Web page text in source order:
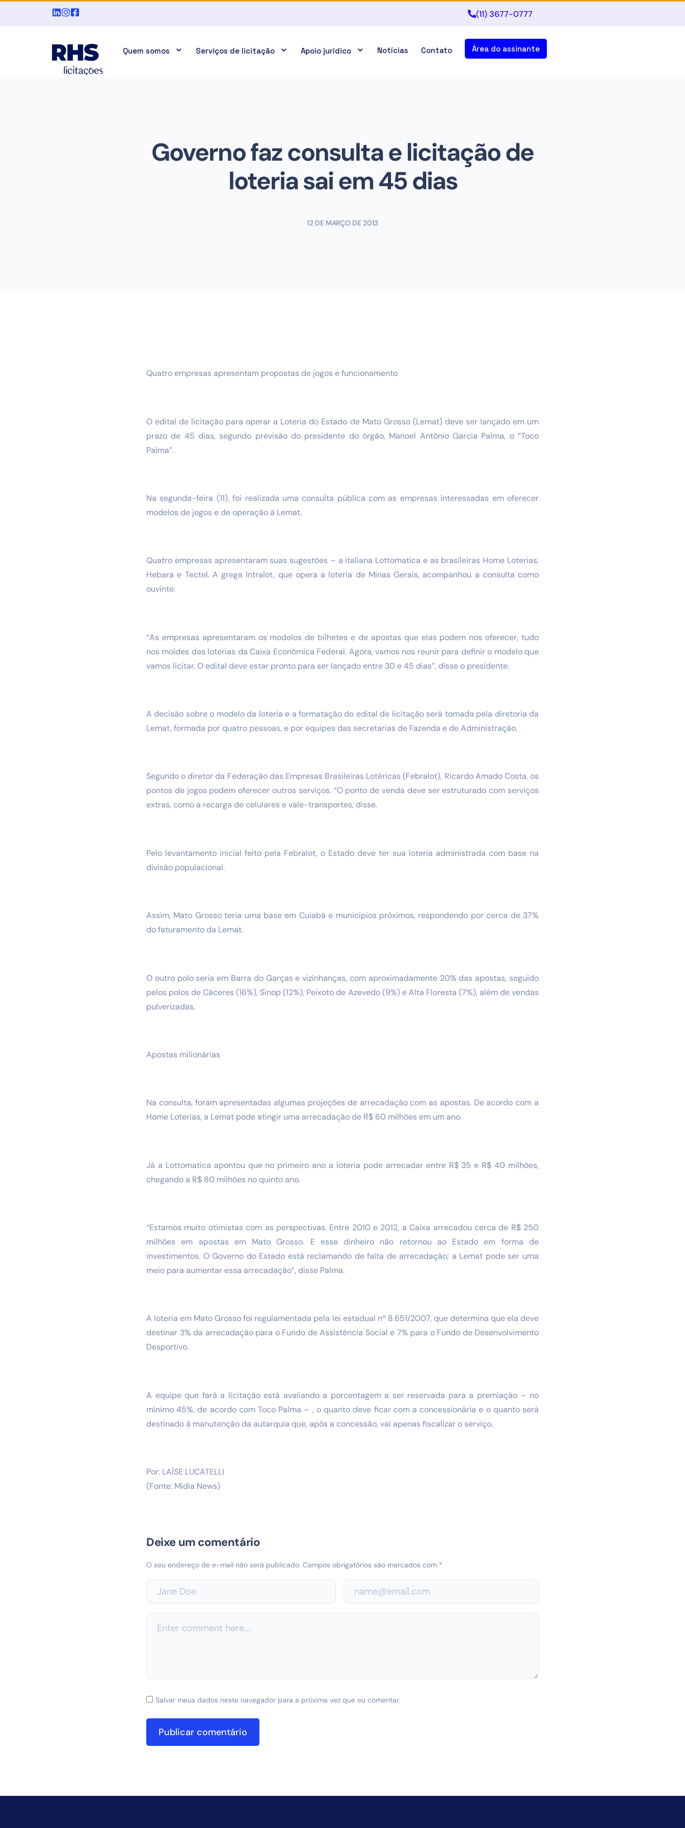
(11) 3677-0777
Quem somos Serviços de licitação Apoio jurídico Notícias Contato Área do assinante
Governo faz consulta e licitação de
loteria sai em 45 dias
12 DE MARÇO DE 2013
Quatro empresas apresentam propostas de jogos e funcionamento
O edital de licitação para operar a Loteria do Estado de Mato Grosso (Lemat) deve ser lançado em um
prazo de 45 dias, segundo previsão do presidente do órgão, Manoel Antônio Garcia Palma, o “Toco
Palma”.
Na segunda-feira (11), foi realizada uma consulta pública com as empresas interessadas em oferecer
modelos de jogos e de operação à Lemat.
Quatro empresas apresentaram suas sugestões – a italiana Lottomatica e as brasileiras Home Loterias,
Hebara e Tectel. A grega Intralot, que opera a loteria de Minas Gerais, acompanhou a consulta como
ouvinte.
“As empresas apresentaram os modelos de bilhetes e de apostas que elas podem nos oferecer, tudo
nos moldes das loterias da Caixa Econômica Federal. Agora, vamos nos reunir para definir o modelo que
vamos licitar. O edital deve estar pronto para ser lançado entre 30 e 45 dias”, disse o presidente.
A decisão sobre o modelo da loteria e a formatação do edital de licitação será tomada pela diretoria da
Lemat, formada por quatro pessoas, e por equipes das secretarias de Fazenda e de Administração.
Segundo o diretor da Federação das Empresas Brasileiras Lotéricas (Febralot), Ricardo Amado Costa, os
pontos de jogos podem oferecer outros serviços. “O ponto de venda deve ser estruturado com serviços
extras, como a recarga de celulares e vale-transportes, disse.
Pelo levantamento inicial feito pela Febralot, o Estado deve ter sua loteria administrada com base na
divisão populacional.
Assim, Mato Grosso teria uma base em Cuiabá e municípios próximos, respondendo por cerca de 37%
do faturamento da Lemat.
O outro polo seria em Barra do Garças e vizinhanças, com aproximadamente 20% das apostas, seguido
pelos polos de Cáceres (16%), Sinop (12%), Peixoto de Azevedo (9%) e Alta Floresta (7%), além de vendas
pulverizadas.
Apostas milionárias
Na consulta, foram apresentadas algumas projeções de arrecadação com as apostas. De acordo com a
Home Loterias, a Lemat pode atingir uma arrecadação de R$ 60 milhões em um ano.
Já a Lottomatica apontou que no primeiro ano a loteria pode arrecadar entre R$ 35 e R$ 40 milhões,
chegando a R$ 80 milhões no quinto ano.
“Estamos muito otimistas com as perspectivas. Entre 2010 e 2012, a Caixa arrecadou cerca de R$ 250
milhões em apostas em Mato Grosso. E esse dinheiro não retornou ao Estado em forma de
investimentos. O Governo do Estado está reclamando de falta de arrecadação; a Lemat pode ser uma
meio para aumentar essa arrecadação”, disse Palma.
A loteria em Mato Grosso foi regulamentada pela lei estadual nº 8.651/2007, que determina que ela deve
destinar 3% da arrecadação para o Fundo de Assistência Social e 7% para o Fundo de Desenvolvimento
Desportivo.
A equipe que fará a licitação está avaliando a porcentagem a ser reservada para a premiação – no
mínimo 45%, de acordo com Toco Palma – , o quanto deve ficar com a concessionária e o quanto será
destinado à manutenção da autarquia que, após a concessão, vai apenas fiscalizar o serviço.
Por: LAÍSE LUCATELLI
(Fonte: Midia News)
Deixe um comentário
O seu endereço de e-mail não será publicado. Campos obrigatórios são marcados com *
Salvar meus dados neste navegador para a próxima vez que eu comentar.